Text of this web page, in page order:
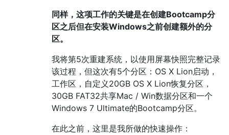
同样，这项工作的关键是在创建Bootcamp分
区之后但在安装Windows之前创建额外的分
区。
我将第5次重建系统，以使用屏幕快照完整记录
该过程，但这次有5个分区：OS X Lion启动，
工作区，自定义20GB OS X Lion恢复分区，
30GB FAT32共享Mac / Win数据分区和一个
Windows 7 Ultimate的Bootcamp分区。
在此之前，这里是我所做的快速操作：